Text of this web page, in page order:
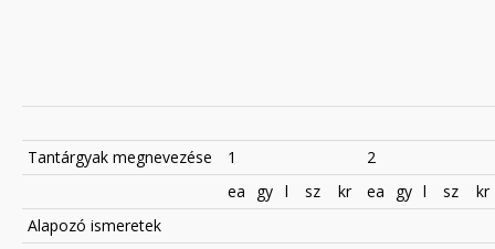
Tantárgyak megnevezése 1
2
ea
gy l sz kr ea gy l sz
kr
Alapozó ismeretek